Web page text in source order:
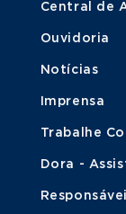
Central de
Ouvidoria
Notícias
Imprensa
Trabalhe
Dora -